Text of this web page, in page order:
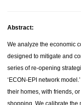
Abstract:
We analyze the economic
designed to mitigate and
series of re-opening
‘ECON-EPI network
their homes, with friends,
shopping. We calibrate the